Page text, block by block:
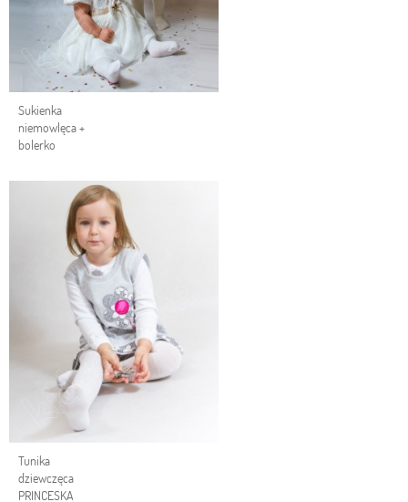
Sukienka
niemowlęca +
bolerko
Tunika
dziewczęca
PRINCESKA